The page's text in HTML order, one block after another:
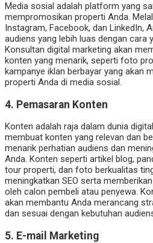
Media sosial adalah platform yang
mempromosikan properti Anda.
Instagram, Facebook, dan LinkedIn,
audiens yang lebih luas dengan cara
Konsultan digital marketing akan
konten yang menarik, seperti foto
kampanye iklan berbayar yang akan
properti Anda di media sosial.
4. Pemasaran Konten
Konten adalah raja dalam dunia
membuat konten yang relevan dan
menarik perhatian audiens dan
Anda. Konten seperti artikel blog,
tour properti, dan foto berkualitas
meningkatkan SEO serta
oleh calon pembeli atau penyewa.
akan membantu Anda merancang
dan sesuai dengan kebutuhan
5. E-mail Marketing